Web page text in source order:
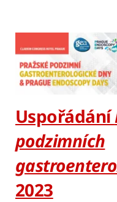
Uspořádání
podzimních
2023